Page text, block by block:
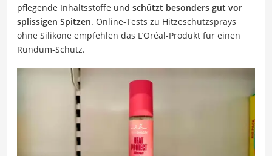
pflegende Inhaltsstoffe und schützt besonders gut vor
splissigen Spitzen. Online-Tests zu Hitzeschutzsprays
ohne Silikone empfehlen das L’Oréal-Produkt für einen
Rundum-Schutz.